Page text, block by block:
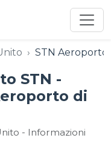
STN Aeroporto
STN -
di
- Informazioni